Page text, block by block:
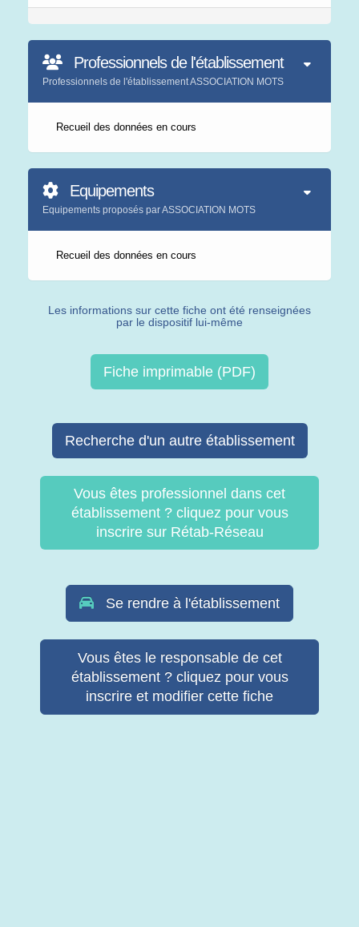
Professionnels de l'établissement
Professionnels de l'établissement ASSOCIATION MOTS
Recueil des données en cours
Equipements
Equipements proposés par ASSOCIATION MOTS
Recueil des données en cours
Les informations sur cette fiche ont été renseignées
par le dispositif lui-même
Fiche imprimable (PDF)
Recherche d'un autre établissement
Vous êtes professionnel dans cet
établissement ? cliquez pour vous
inscrire sur Rétab-Réseau
Se rendre à l'établissement
Vous êtes le responsable de cet
établissement ? cliquez pour vous
inscrire et modifier cette fiche